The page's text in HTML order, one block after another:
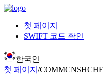
첫 페이지
SWIFT 코드 확인
한국인
첫 페이지 /COMMCNSHCHE